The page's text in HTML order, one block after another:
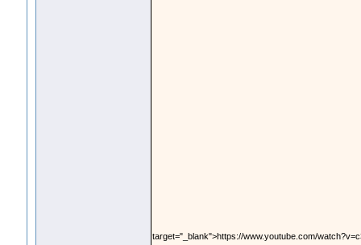
target="_blank">https://www.youtube.com/